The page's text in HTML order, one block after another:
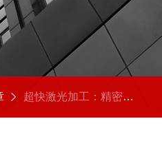
超快激光加工：精密制造的未来之光